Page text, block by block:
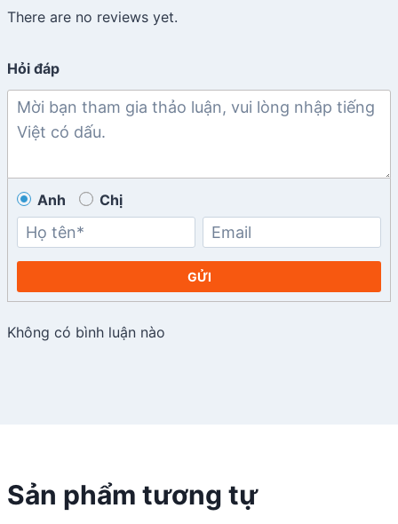
There are no reviews yet.
Hỏi đáp
Anh Chị
GỬI
Không có bình luận nào
Sản phẩm tương tự